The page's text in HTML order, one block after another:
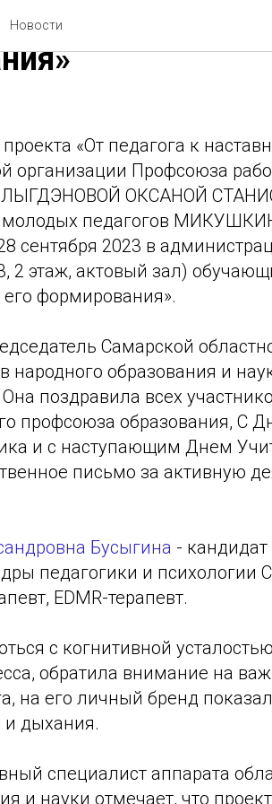
Новости
педагога
«От педагога к
организации Профсоюза
ЛЫГДЭНОВОЙ ОКСАНОЙ
молодых педагогов
2023 в
2 этаж, актовый зал)
формирования».
Самарской
народного образования и
поздравила всех
профсоюза образования, С
и с наступающим Днем
письмо за активную
Бусыгина - кандидат
педагогики и психологии
ЕDMR-терапевт.
с когнитивной
обратила внимание на
на его личный бренд
и дыхания.
специалист аппарата
и науки отмечает, что